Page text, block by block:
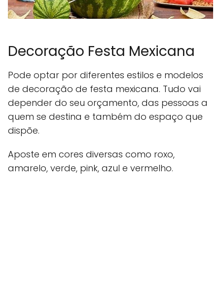
Decoração Festa Mexicana
Pode optar por diferentes estilos e modelos
de decoração de festa mexicana. Tudo vai
depender do seu orçamento, das pessoas a
quem se destina e também do espaço que
dispõe.
Aposte em cores diversas como roxo,
amarelo, verde, pink, azul e vermelho.